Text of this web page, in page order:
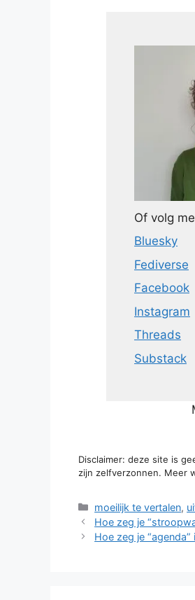
Of volg
Bluesky
Fediverse
Facebook
Instagram
Threads
Substack
Disclaimer: deze site is
zijn zelfverzonnen. Meer
Categorieën
moeilijk te vertalen,
Hoe zeg je
Hoe zeg je “agenda”